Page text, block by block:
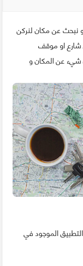
نبحث عن مكان لنركن
شارع او موقف
شيء عن المكان و
تفاديا لذلك يمكننا استعمال google maps التطبيق الموجود في